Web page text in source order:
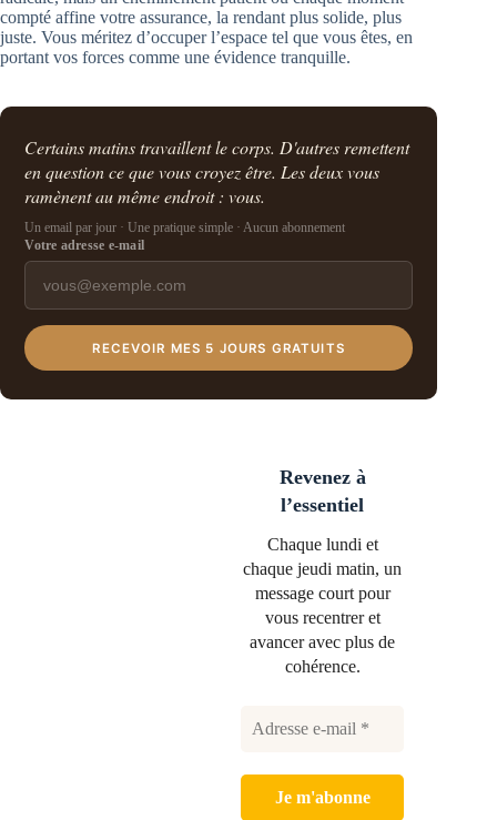
compté affine votre assurance, la rendant plus solide, plus
juste. Vous méritez d’occuper l’espace tel que vous êtes, en
portant vos forces comme une évidence tranquille.
Certains matins travaillent le corps. D'autres remettent
en question ce que vous croyez être. Les deux vous
ramènent au même endroit : vous.
Un email par jour · Une pratique simple · Aucun abonnement
Votre adresse e-mail
RECEVOIR MES 5 JOURS GRATUITS
Revenez à
l’essentiel
Chaque lundi et
chaque jeudi matin, un
message court pour
vous recentrer et
avancer avec plus de
cohérence.